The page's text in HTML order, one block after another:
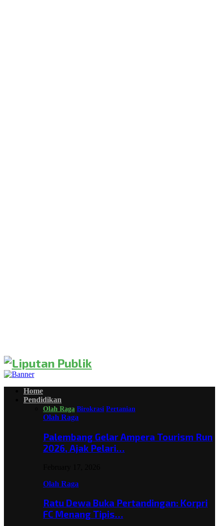
Home
Pendidikan
Olah Raga Birokrasi Pertanian
Olah Raga
Palembang Gelar Ampera Tourism Run
2026, Ajak Pelari…
Olah Raga
Ratu Dewa Buka Pertandingan: Korpri
FC Menang Tipis…